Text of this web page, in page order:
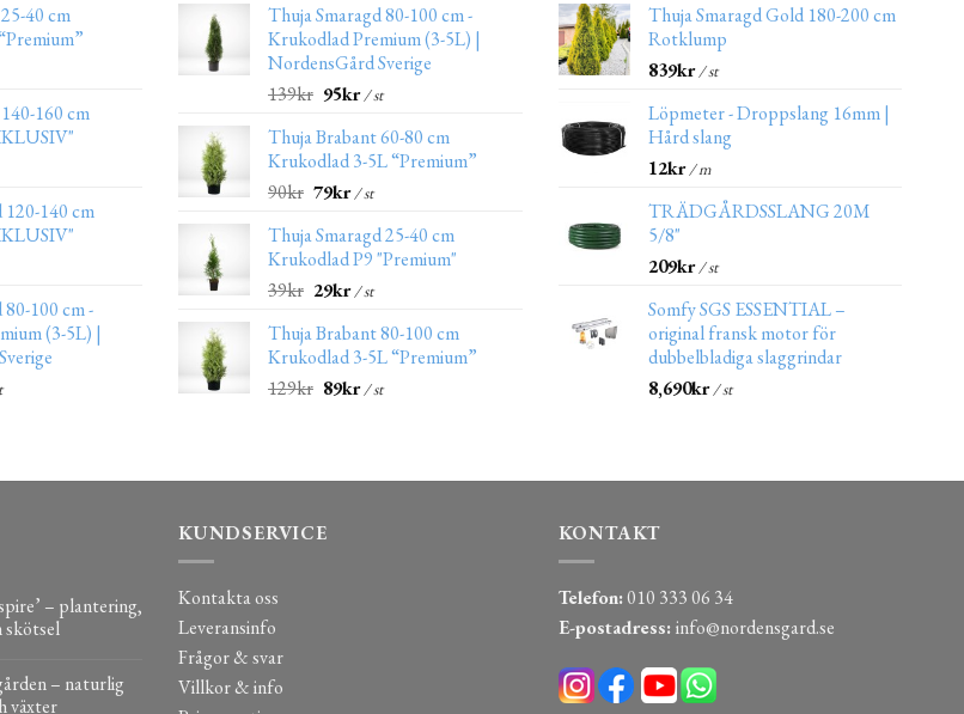
40 cm
160 cm
120-140 cm
100 cm -
(3-5L) |
Thuja Smaragd 80-100 cm -
Krukodlad Premium (3-5L) |
NordensGård Sverige
139kr 95kr/ st
Thuja Brabant 60-80 cm
Krukodlad 3-5L “Premium”
90kr 79kr/ st
Thuja Smaragd 25-40 cm
Krukodlad P9 "Premium"
39kr 29kr/ st
Thuja Brabant 80-100 cm
Krukodlad 3-5L “Premium”
129kr 89kr/ st
Thuja Smaragd Gold 180-200 cm
Rotklump
839kr/ st
Löpmeter - Droppslang 16mm |
Hård slang
12kr/ m
TRÄDGÅRDSSLANG 20M
5/8"
209kr/ st
Somfy SGS ESSENTIAL –
original fransk motor för
dubbelbladiga slaggrindar
8,690kr/ st
– plantering,
skötsel
– naturlig
växter
KUNDSERVICE
Kontakta oss
Leveransinfo
Frågor & svar
Villkor & info
KONTAKT
Telefon:010 333 06 34
E-postadress: info@nordensgard.se